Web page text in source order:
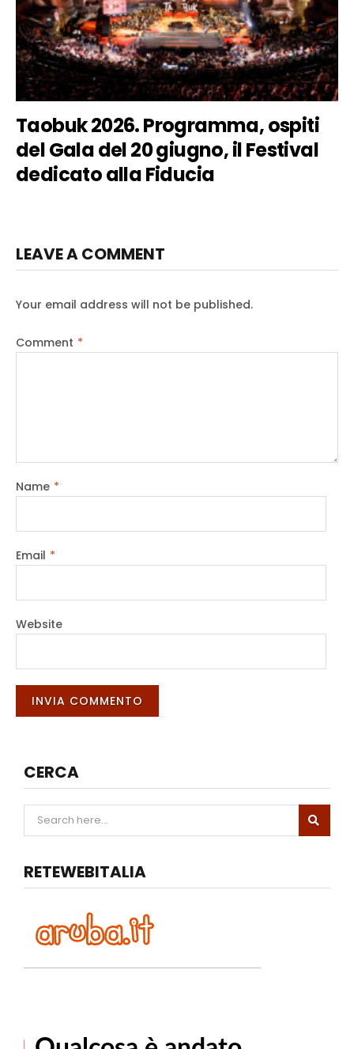
Taobuk 2026. Programma, ospiti
del Gala del 20 giugno, il Festival
dedicato alla Fiducia
LEAVE A COMMENT
Your email address will not be published.
Comment *
Name *
Email *
Website
CERCA
RETEWEBITALIA